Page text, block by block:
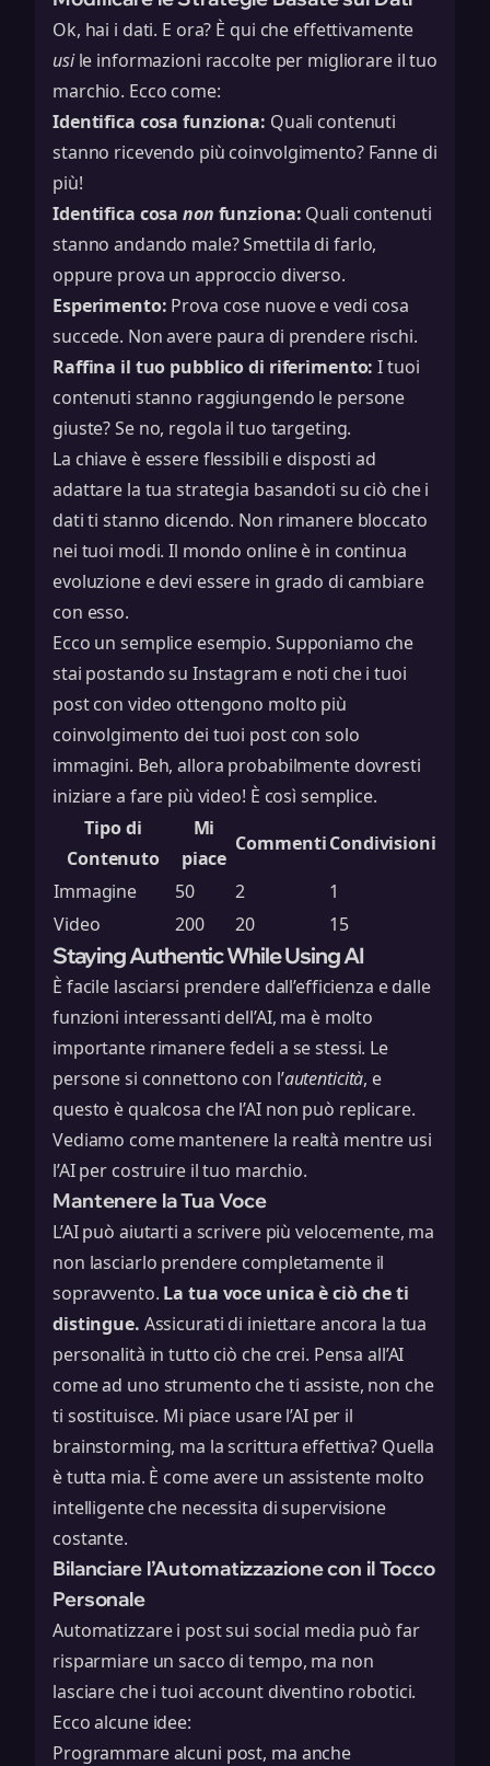
Ok, hai i dati. E ora? È qui che effettivamente
usile informazioni raccolte per migliorare il tuo
marchio. Ecco come:
Identifica cosa funziona: Quali contenuti
stanno ricevendo più coinvolgimento? Fanne di
più!
Identifica cosanon funziona: Quali contenuti
stanno andando male? Smettila di farlo,
oppure prova un approccio diverso.
Esperimento: Prova cose nuove e vedi cosa
succede. Non avere paura di prendere rischi.
Raffina il tuo pubblico di riferimento: I tuoi
contenuti stanno raggiungendo le persone
giuste? Se no, regola il tuo targeting.
La chiave è essere flessibili e disposti ad
adattare la tua strategia basandoti su ciò che i
dati ti stanno dicendo. Non rimanere bloccato
nei tuoi modi. Il mondo online è in continua
evoluzione e devi essere in grado di cambiare
con esso.
Ecco un semplice esempio. Supponiamo che
stai postando su Instagram e noti che i tuoi
post con video ottengono molto più
coinvolgimento dei tuoi post con solo
immagini. Beh, allora probabilmente dovresti
iniziare a fare più video! È così semplice.
Tipo di
Contenuto
Mi
piace
CommentiCondivisioni
Immagine
50 2
1
Video
200 20 15
Staying Authentic While Using AI
È facile lasciarsi prendere dall’efficienza e dalle
funzioni interessanti dell’AI, ma è molto
importante rimanere fedeli a se stessi. Le
persone si connettono con l’autenticità, e
questo è qualcosa che l’AI non può replicare.
Vediamo come mantenere la realtà mentre usi
l’AI per costruire il tuo marchio.
Mantenere la Tua Voce
L’AI può aiutarti a scrivere più velocemente, ma
non lasciarlo prendere completamente il
sopravvento. La tua voce unica è ciò che ti
distingue. Assicurati di iniettare ancora la tua
personalità in tutto ciò che crei. Pensa all’AI
come ad uno strumento che ti assiste, non che
ti sostituisce. Mi piace usare l’AI per il
brainstorming, ma la scrittura effettiva? Quella
è tutta mia. È come avere un assistente molto
intelligente che necessita di supervisione
costante.
Bilanciare l’Automatizzazione con il Tocco
Personale
Automatizzare i post sui social media può far
risparmiare un sacco di tempo, ma non
lasciare che i tuoi account diventino robotici.
Ecco alcune idee:
Programmare alcuni post, ma anche